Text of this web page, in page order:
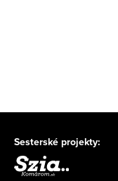
Sesterské projekty: